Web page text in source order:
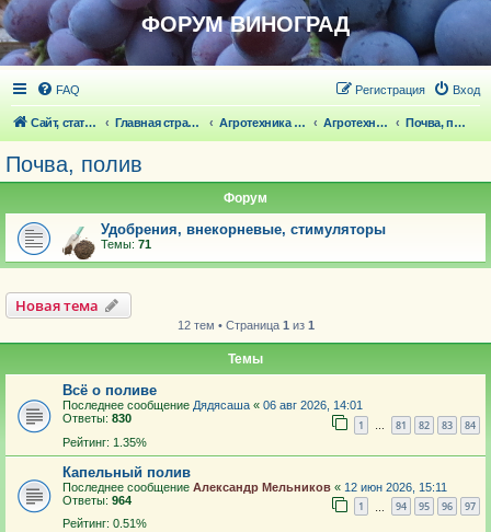
ФОРУМ ВИНОГРАД
FAQ Вход
Регистрация
Сайт, статьи Главная страница Агротехника выращивания винограда Агротехника выращивания винограда Почва, полив
Почва, полив
Форум
Удобрения, внекорневые, стимуляторы
Темы: 71
Новая тема
12 тем • Страница 1 из 1
Темы
Всё о поливе
Последнее сообщение Дядясаша « 06 авг 2026, 14:01
Ответы: 830 1 … 81 82 83 84
Рейтинг: 1.35%
Капельный полив
Последнее сообщение Александр Мельников « 12 июн 2026, 15:11
Ответы: 964 1 94 95 96 97
Рейтинг: 0.51%